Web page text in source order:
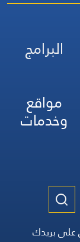
البرامج
مواقع
وخدمات
بريدك